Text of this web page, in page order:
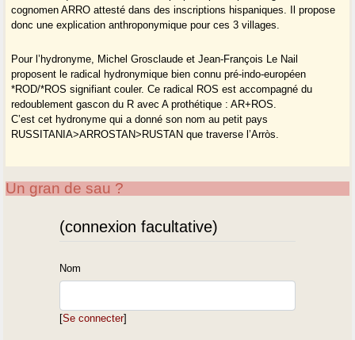
cognomen ARRO attesté dans des inscriptions hispaniques. Il propose
donc une explication anthroponymique pour ces 3 villages.
Pour l’hydronyme, Michel Grosclaude et Jean-François Le Nail
proposent le radical hydronymique bien connu pré-indo-européen
*ROD/*ROS signifiant couler. Ce radical ROS est accompagné du
redoublement gascon du R avec A prothétique : AR+ROS.
C’est cet hydronyme qui a donné son nom au petit pays
RUSSITANIA>ARROSTAN>RUSTAN que traverse l’Arròs.
Un gran de sau ?
(connexion facultative)
Nom
[Se connecter]